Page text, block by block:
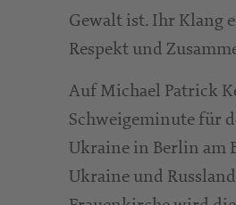
Gewalt ist. Ihr Klang
Respekt und
Auf Michael Patrick
Schweigeminute für
Ukraine in Berlin am
Ukraine und